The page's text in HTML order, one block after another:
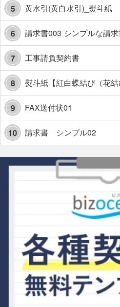
5 黄水引(黄白水引)_熨斗紙
6 請求書003 シンプルな請求
7 工事請負契約書
8 熨斗紙【紅白蝶結び（花
9 FAX送付状01
10 請求書 シンプル02